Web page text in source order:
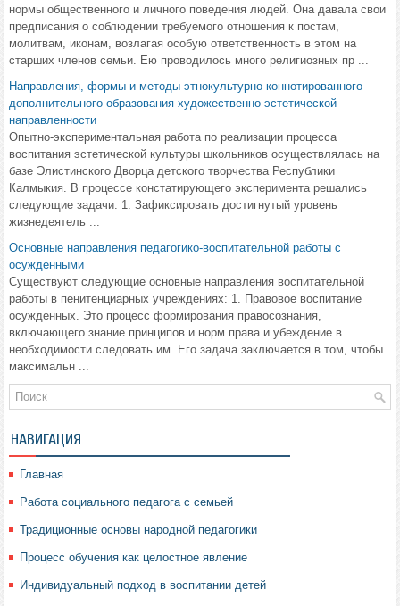
нормы общественного и личного поведения людей. Она давала свои
предписания о соблюдении требуемого отношения к постам,
молитвам, иконам, возлагая особую ответственность в этом на
старших членов семьи. Ею проводилось много религиозных пр ...
Направления, формы и методы этнокультурно коннотированного
дополнительного образования художественно-эстетической
направленности
Опытно-экспериментальная работа по реализации процесса
воспитания эстетической культуры школьников осуществлялась на
базе Элистинского Дворца детского творчества Республики
Калмыкия. В процессе констатирующего эксперимента решались
следующие задачи: 1. Зафиксировать достигнутый уровень
жизнедеятель ...
Основные направления педагогико-воспитательной работы с
осужденными
Существуют следующие основные направления воспитательной
работы в пенитенциарных учреждениях: 1. Правовое воспитание
осужденных. Это процесс формирования правосознания,
включающего знание принципов и норм права и убеждение в
необходимости следовать им. Его задача заключается в том, чтобы
максимальн ...
НАВИГАЦИЯ
Главная
Работа социального педагога с семьей
Традиционные основы народной педагогики
Процесс обучения как целостное явление
Индивидуальный подход в воспитании детей